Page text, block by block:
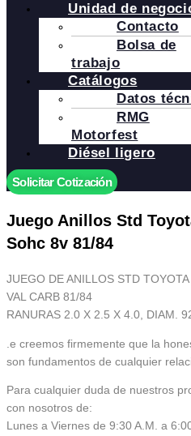
Unidad de
Contacto
Bolsa de
trabajo
Catálogos
Datos
RMG
Motorfest
Diésel ligero
Solicitar Cotización
Juego Anillos Std
Sohc 8v 81/84
JUEGO DE ANILLOS STD
VAL CARB 81/84
RANURAS 2.0 X 2.5 X 4.0, DIAM.
.e creemos firmemente que la
son fundamentos de cualquier
Para cualquier duda de nuestros
con nosotros de:
Lunes a Viernes de 9:30 A.M. a